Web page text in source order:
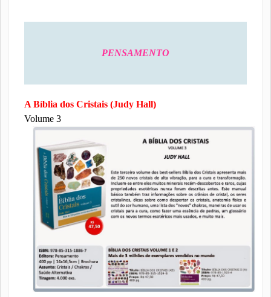
PENSAMENTO
A Bíblia dos Cristais (Judy Hall)
Volume 3